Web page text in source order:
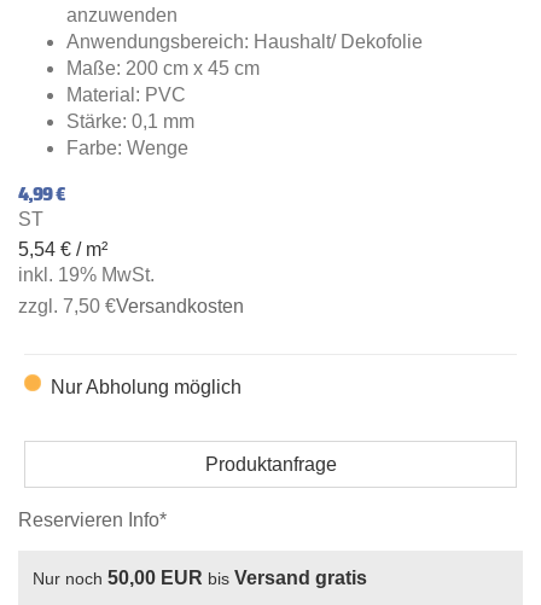
anzuwenden
Anwendungsbereich: Haushalt/ Dekofolie
Maße: 200 cm x 45 cm
Material: PVC
Stärke: 0,1 mm
Farbe: Wenge
4,99 €
ST
5,54 € / m²
inkl. 19% MwSt.
zzgl. 7,50 €Versandkosten
Nur Abholung möglich
Produktanfrage
Reservieren Info*
Nur noch 50,00 EUR bis Versand gratis